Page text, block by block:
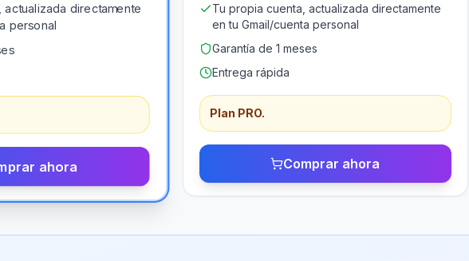
actualizada directamente
personal
ahora
Tu propia cuenta, actualizada directamente
en tu Gmail/cuenta personal
Garantía de 1 meses
Entrega rápida
Plan PRO.
Comprar ahora